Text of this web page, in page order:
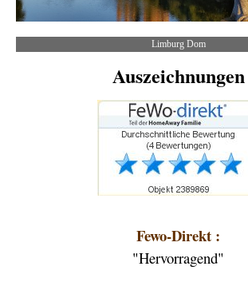
Limburg Dom
Auszeichnungen
Fewo-Direkt :
"Hervorragend"